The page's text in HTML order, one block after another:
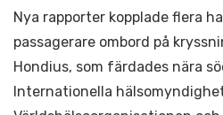
Nya rapporter kopplade flera
passagerare ombord på
Hondius, som färdades nära
Internationella